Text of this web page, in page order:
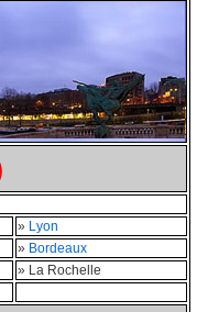
» Lyon
» Bordeaux
» La Rochelle